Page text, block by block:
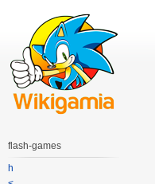
flash-games
h